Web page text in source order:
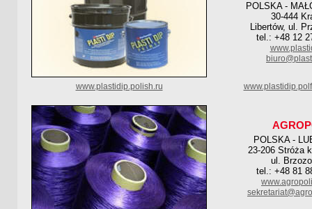
POLSKA -
30-444
Libertów, ul.
tel.: +48 12
www.plastidip.polish.ru
POLSKA -
23-206 Stróża
ul.
tel.: +48 81